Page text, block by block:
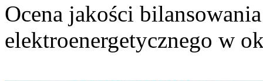
Ocena jakości
elektroenergetycznego w